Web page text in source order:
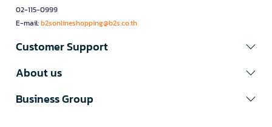
02-115-0999
E-mail:b2sonlineshopping@b2s.co.th
Customer Support
About us
Business Group